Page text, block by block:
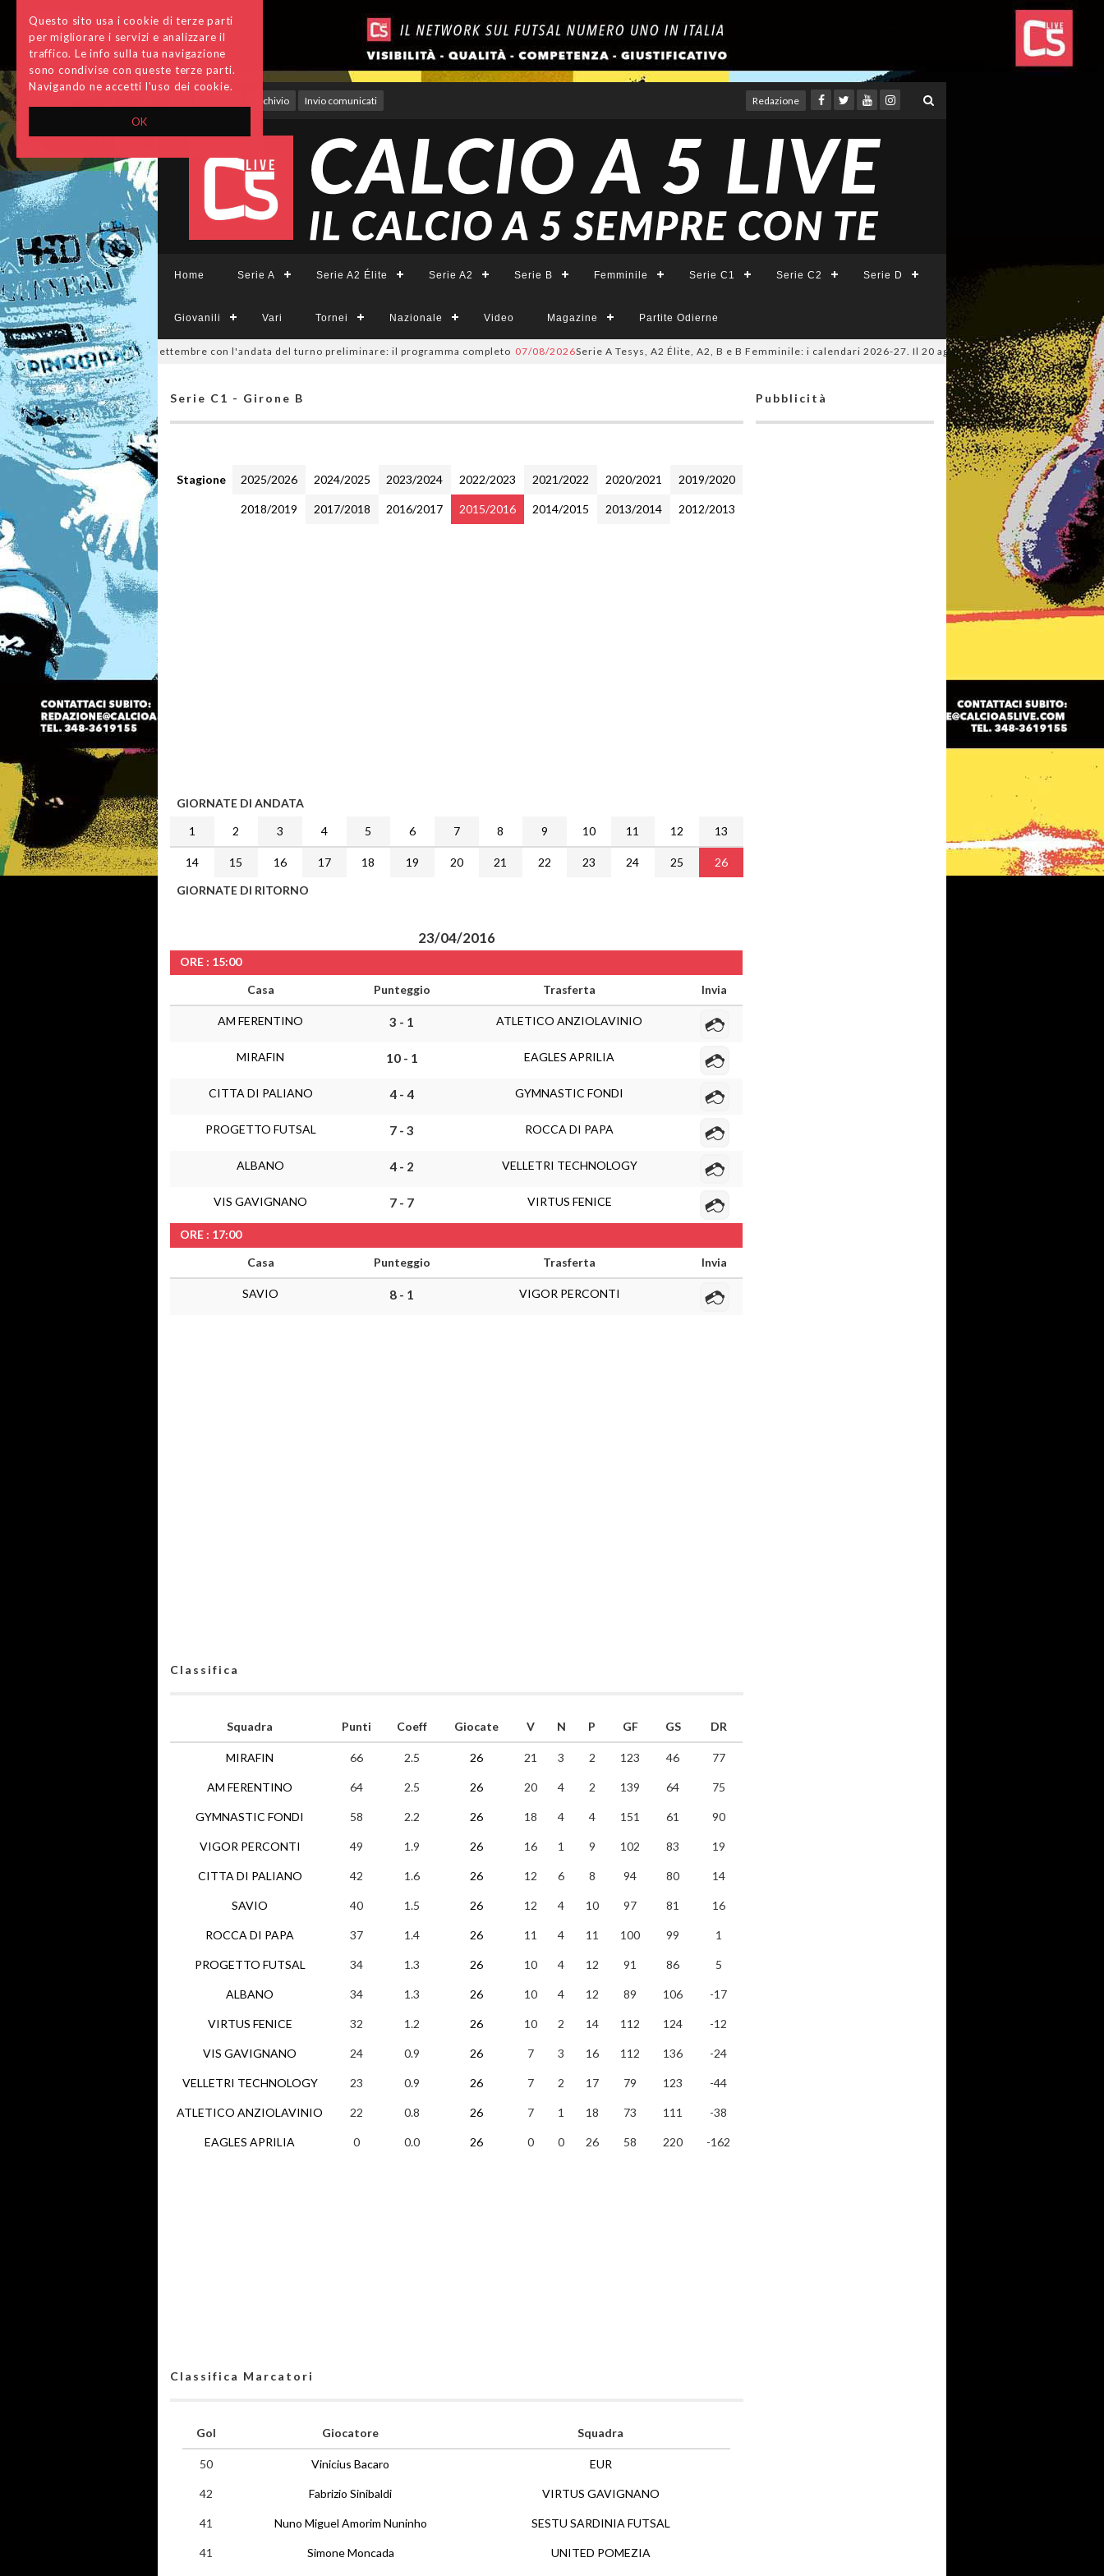
OK
Questo sito usa i cookie di terze parti
per migliorare i servizi e analizzare il
traffico. Le info sulla tua navigazione
sono condivise con queste terze parti.
Navigando ne accetti l'uso dei cookie.
Archivio Invio comunicati Redazione
Home Serie A Serie A2 Élite Serie A2 Serie B Femminile Serie C1 Serie C2 Serie D
Giovanili Vari Tornei Nazionale Video Magazine Partite Odierne
Divisione, si parte il 19 settembre con l'andata del turno preliminare: il programma completo 07/08/2026Serie A Tesys, A2 Élite, A2, B e B Femminile: i calendari 2026-27. Il 20 agosto la presentazione della Serie A
Serie C1 - Girone B
Stagione 2025/2026 2024/2025 2023/2024 2022/2023 2021/2022 2020/2021 2019/2020
2018/2019 2017/2018 2016/2017 2015/2016 2014/2015 2013/2014 2012/2013
GIORNATE DI ANDATA
1
2 3 4 5 6 7 8 9 10 11 12 13
14 15 16 17 18 19 20 21 22 23 24 25
26
GIORNATE DI RITORNO
23/04/2016
ORE : 15:00
Casa
Punteggio Trasferta Invia
AM FERENTINO 3 - 1 ATLETICO ANZIOLAVINIO
MIRAFIN 10 - 1 EAGLES APRILIA
CITTA DI PALIANO 4 - 4 GYMNASTIC FONDI
PROGETTO FUTSAL 7 - 3 ROCCA DI PAPA
ALBANO 4 - 2 VELLETRI TECHNOLOGY
VIS GAVIGNANO 7 - 7 VIRTUS FENICE
ORE : 17:00
Casa
Punteggio Trasferta Invia
SAVIO 8 - 1 VIGOR PERCONTI
Classifica
Squadra
MIRAFIN
AM FERENTINO
GYMNASTIC FONDI
VIGOR PERCONTI
CITTA DI PALIANO
SAVIO
ROCCA DI PAPA
PROGETTO FUTSAL
ALBANO
VIRTUS FENICE
VIS GAVIGNANO
VELLETRI TECHNOLOGY
ATLETICO ANZIOLAVINIO
EAGLES APRILIA
Punti Coeff Giocate V N P GF GS DR
66 2.5 26 21 3 2 123 46 77
64 2.5 26 20 4 2 139 64 75
58 2.2 26 18 4 4 151 61 90
49 1.9 26 16 1 9 102 83 19
42 1.6 26 12 6 8 94 80 14
40 1.5 26 12 4 10 97 81 16
37 1.4 26 11 4 11 100 99 1
34 1.3 26 10 4 12 91 86 5
34 1.3 26 10 4 12 89 106 -17
32 1.2 26 10 2 14 112 124 -12
24 0.9 26 7 3 16 112 136 -24
23 0.9 26 7 2 17 79 123 -44
22 0.8 26 7 1 18 73 111 -38
0 0.0 26 0 0 26 58 220 -162
Classifica Marcatori
Gol Giocatore Squadra
50 Vinicius Bacaro EUR
42 Fabrizio Sinibaldi VIRTUS GAVIGNANO
41 Nuno Miguel Amorim Nuninho SESTU SARDINIA FUTSAL
41 Simone Moncada UNITED POMEZIA
Pubblicità